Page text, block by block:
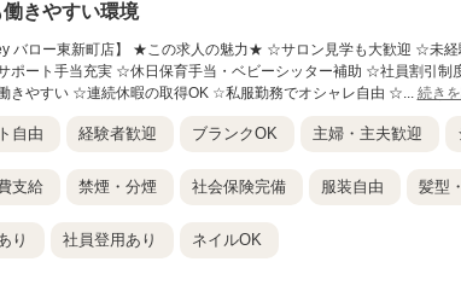
きやすい環境
バロー東新町店】 ★この求人の魅力★ ☆サロン見学も大歓迎 ☆未
ポート手当充実 ☆休日保育手当・ベビーシッター補助 ☆社員割引
きやすい ☆連続休暇の取得OK ☆私服勤務でオシャレ自由 ☆... 続き
自由 経験者歓迎 ブランクOK 主婦・主夫歓迎
支給 禁煙・分煙 社会保険完備 服装自由 髪型
り 社員登用あり ネイルOK